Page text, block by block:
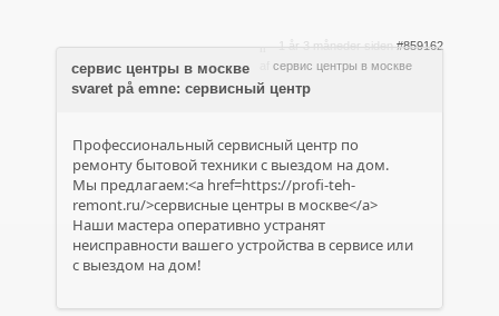
1 år 3 måneder siden #859162
сервис центры в москве
сервис центры в москве
svaret på emne: сервисный центр
Профессиональный сервисный центр по
ремонту бытовой техники с выездом на дом.
Мы предлагаем:<a href=https://profi-teh-
remont.ru/>сервисные центры в москве</a>
Наши мастера оперативно устранят
неисправности вашего устройства в сервисе или
с выездом на дом!